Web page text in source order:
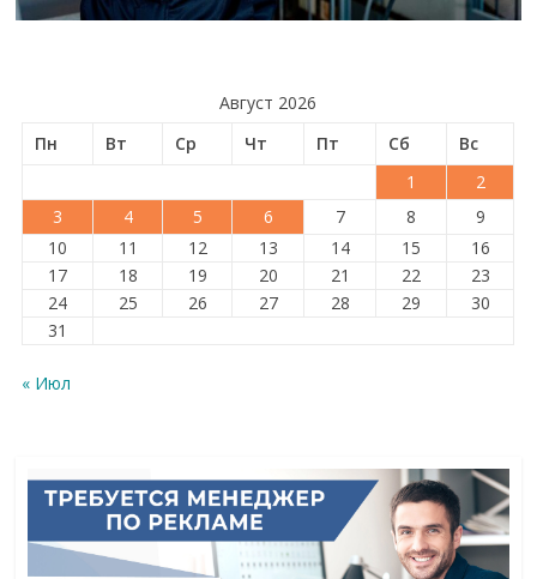
Август 2026
Пн
Вт Ср Чт Пт Сб
Вс
1
2
3
4 5 6 7 8
9
10
11 12 13 14 15
16
17
18 19 20 21 22
23
24
25 26 27 28 29
30
31
« Июл